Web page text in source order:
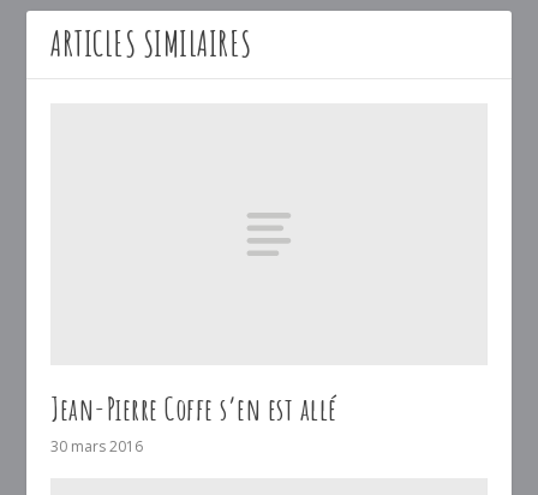
ARTICLES SIMILAIRES
Jean-Pierre Coffe s’en est allé
30 mars 2016